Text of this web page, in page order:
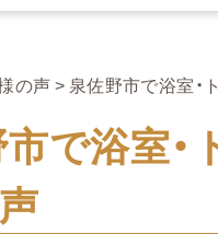
の声 泉佐野市で浴室・
で浴室・